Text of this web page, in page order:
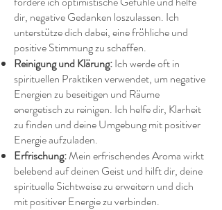
dir, negative Gedanken loszulassen. Ich
unterstütze dich dabei, eine fröhliche und
positive Stimmung zu schaffen.
Reinigung und Klärung:Ich werde oft in
spirituellen Praktiken verwendet, um negative
Energien zu beseitigen und Räume
energetisch zu reinigen. Ich helfe dir, Klarheit
zu finden und deine Umgebung mit positiver
Energie aufzuladen.
Erfrischung:Mein erfrischendes Aroma wirkt
belebend auf deinen Geist und hilft dir, deine
spirituelle Sichtweise zu erweitern und dich
mit positiver Energie zu verbinden.